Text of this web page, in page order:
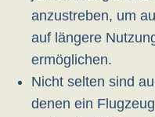
anzustreben, um
auf längere
ermöglichen.
Nicht selten sind
denen ein Flugzeug